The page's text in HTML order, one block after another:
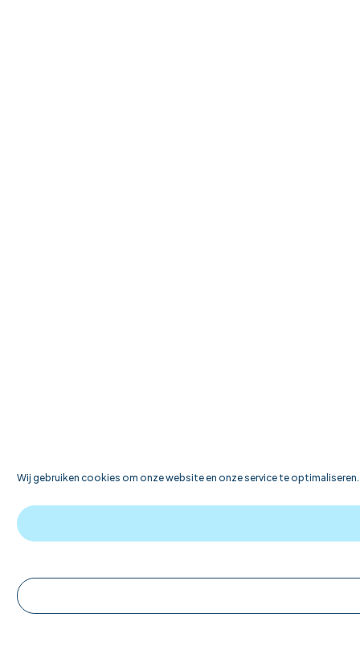
Wij gebruiken cookies om onze website en onze service te optimaliseren.